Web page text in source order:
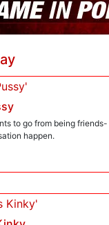
to go from being friends-
happen.